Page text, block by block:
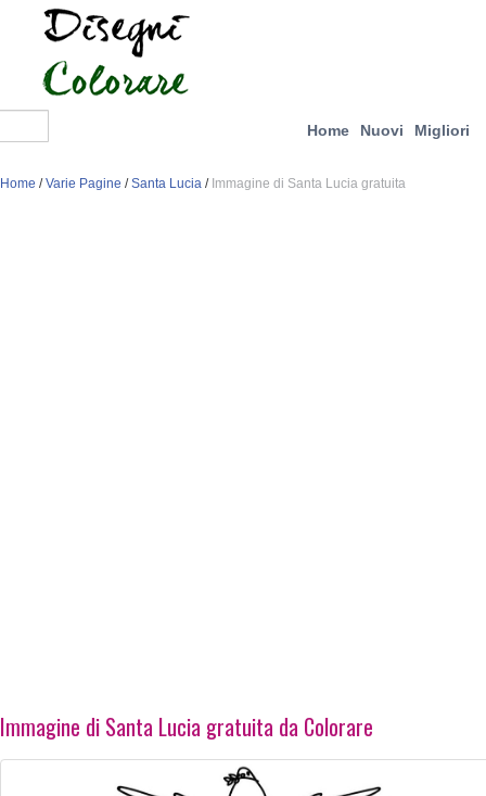
Home Nuovi Migliori
Home /Varie Pagine /Santa Lucia / Immagine di Santa Lucia gratuita
Immagine di Santa Lucia gratuita da Colorare